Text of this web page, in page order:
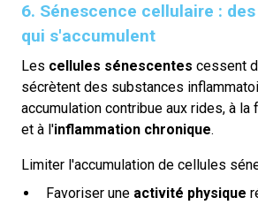
6. Sénescence cellulaire :
qui s'accumulent
Les cellules sénescentes cessent
sécrètent des substances
accumulation contribue aux rides, à
et à l'inflammation chronique.
Limiter l'accumulation de cellules
Favoriser une activité physique